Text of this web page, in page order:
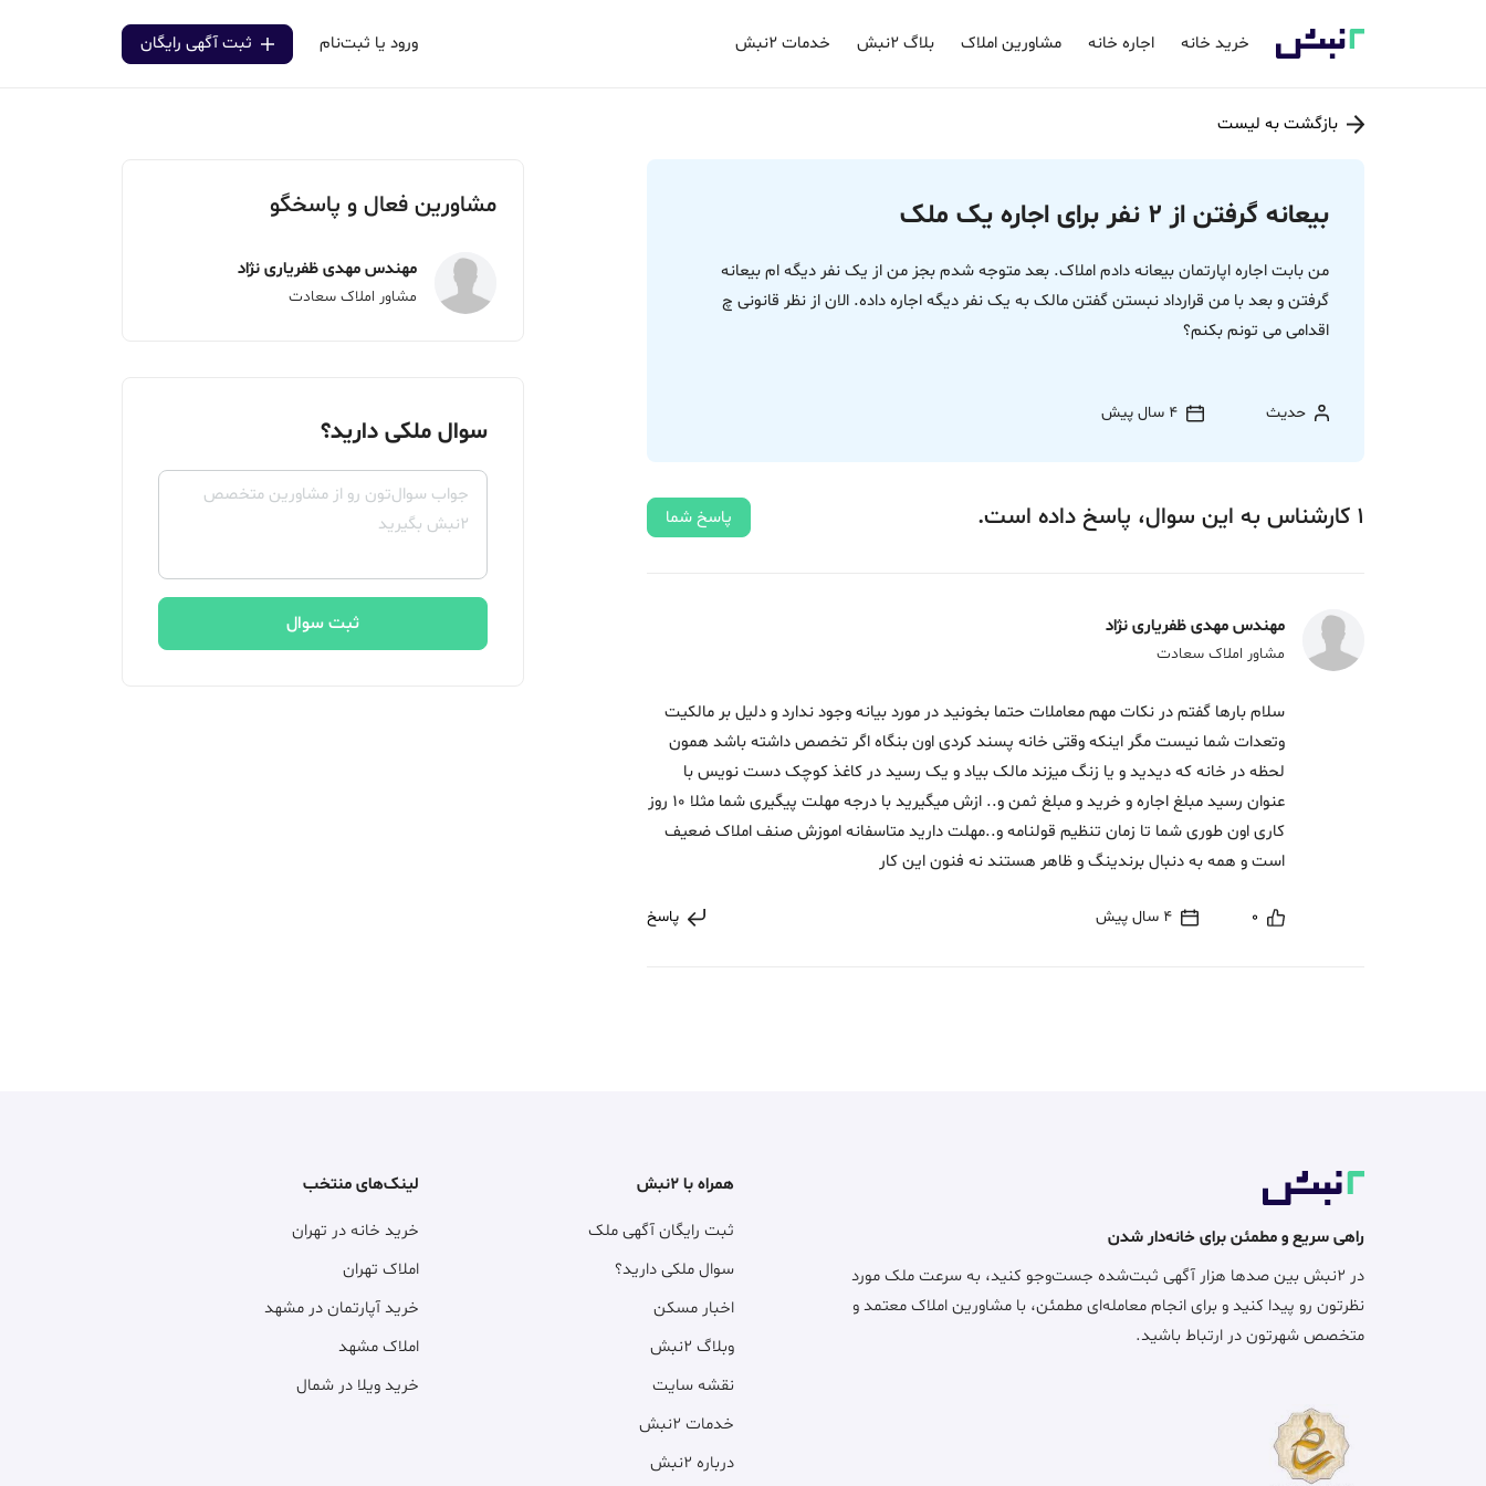
خرید خانه اجاره خانه مشاورین املاک بلاگ ۲نبش خدمات ۲نبش ورود یا ثبت‌نام ثبت آگهی رایگان
بازگشت به لیست
بیعانه گرفتن از 2 نفر برای اجاره یک ملک
من بابت اجاره اپارتمان بیعانه دادم املاک. بعد متوجه شدم بجز من از یک نفر دیگه ام بیعانه
گرفتن و بعد با من قرارداد نبستن گفتن مالک به یک نفر دیگه اجاره داده. الان از نظر قانونی چ
اقدامی می تونم بکنم؟
حدیث 4 سال پیش
1 کارشناس به این سوال، پاسخ داده‌ است. پاسخ شما
مهندس مهدی ظفریاری نژاد
مشاور املاک سعادت
سلام بارها گفتم در نکات مهم معاملات حتما بخونید در مورد بیانه وجود ندارد و دلیل بر مالکیت
وتعدات شما نیست مگر اینکه وقتی خانه پسند کردی اون بنگاه اگر تخصص داشته باشد همون
لحظه در خانه که دیدید و یا زنگ میزند مالک بیاد و یک رسید در کاغذ کوچک دست نویس با
عنوان رسید مبلغ اجاره و خرید و مبلغ ثمن و.. ازش میگیرید با درجه مهلت پیگیری شما مثلا 10 روز
کاری اون طوری شما تا زمان تنظیم قولنامه و..مهلت دارید متاسفانه اموزش صنف املاک ضعیف
است و همه به دنبال برندینگ و ظاهر هستند نه فنون این کار
0 4 سال پیش پاسخ
مشاورین فعال و پاسخگو
مهندس مهدی ظفریاری نژاد
مشاور املاک سعادت
سوال ملکی دارید؟
ثبت سوال
راهی سریع و مطمئن برای خانه‌دار شدن
در ۲نبش بین صدها هزار آگهی ثبت‌شده جست‌وجو کنید، به سرعت ملک مورد
نظرتون رو پیدا کنید و برای انجام معامله‌ای مطمئن، با مشاورین املاک معتمد و
متخصص شهرتون در ارتباط باشید.
همراه با ۲نبش
ثبت رایگان آگهی ملک
سوال ملکی دارید؟
اخبار مسکن
وبلاگ ۲نبش
نقشه سایت
خدمات ۲نبش
درباره ۲نبش
لینک‌های منتخب
خرید خانه در تهران
املاک تهران
خرید آپارتمان در مشهد
املاک مشهد
خرید ویلا در شمال